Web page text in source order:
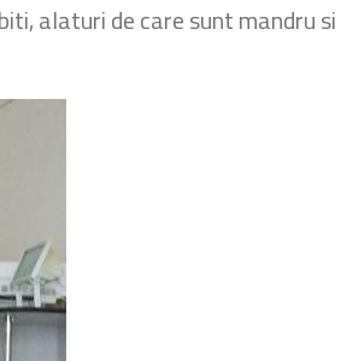
alaturi de care sunt mandru